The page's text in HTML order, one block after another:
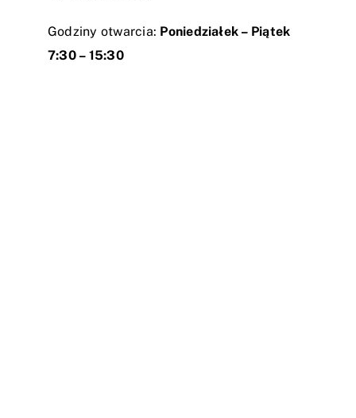
Godziny otwarcia: Poniedziałek – Piątek
7:30 – 15:30